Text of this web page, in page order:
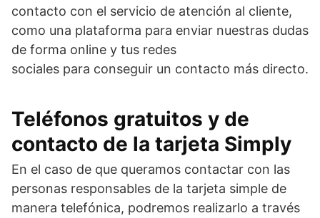
contacto con el servicio de atención al cliente,
como una plataforma para enviar nuestras dudas
de forma online y tus redes
sociales para conseguir un contacto más directo.
Teléfonos gratuitos y de
contacto de la tarjeta Simply
En el caso de que queramos contactar con las
personas responsables de la tarjeta simple de
manera telefónica, podremos realizarlo a través